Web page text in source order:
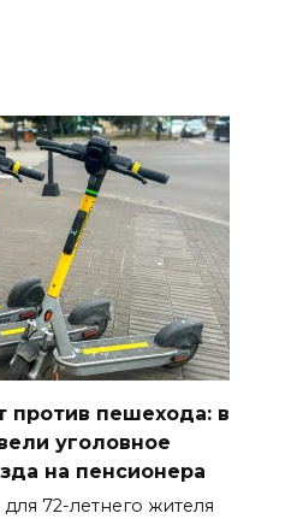
против пешехода: в
уголовное
на пенсионера
72-летнего жителя